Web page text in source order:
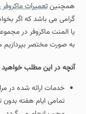
همچنینتعمیرات
گرامی می باشد که اگر
یا المنت ماکروفر در
به صورت مختصر بپردازیم
آنچه در این مطلب خواهید
تمامی ایام هفته